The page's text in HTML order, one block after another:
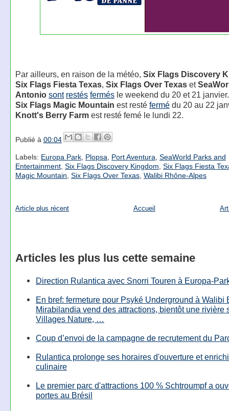
Par ailleurs, en raison de la météo, Six Flags Discovery
Six Flags Fiesta Texas, Six Flags Over Texaset
Antonio sont restés fermésle weekend du 20 et 21
Six Flags Magic Mountain est resté fermédu 20 au 22
Knott's Berry Farmest resté femé le lundi 22.
Publié à 00:04
Labels: Europa Park, Plopsa Port Aventura SeaWorld Parks and
Entertainment, Six Flags Discovery Kingdom Six Flags Fiesta
Magic Mountain Six Flags Over Texas, Walibi Rhône-Alpes
Article plus récent Accueil
Articles les plus lus cette semaine
Direction Rulantica avec Snorri Touren à Europa-
En bref: fermeture pour Psyké Underground à Walibi
Mirabilandia vend des attractions, bientôt une rivière
Villages Nature, …
Coup d’envoi de la campagne de recrutement du
Rulantica prolonge ses horaires d'ouverture et
culinaire
Le premier parc d'attractions 100 % Schtroumpf a
portes au Brésil